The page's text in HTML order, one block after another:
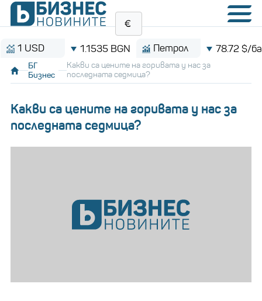
1.1535 BGN Петрол 78.72 $/барел
БГ
Бизнес
Какви са цените на горивата у нас за
последната седмица?
Какви са цените на горивата у нас за
последната седмица?